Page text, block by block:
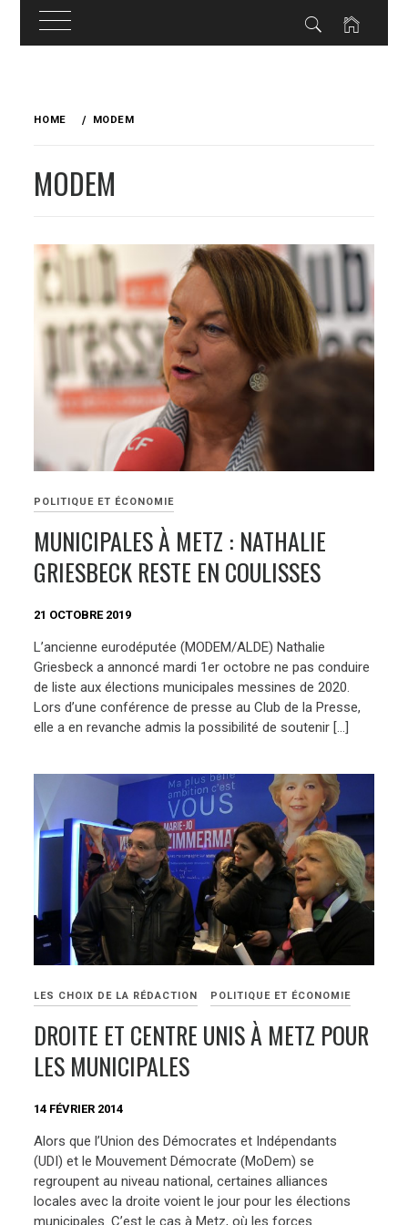
HOME MODEM
MODEM
POLITIQUE ET ÉCONOMIE
MUNICIPALES À METZ : NATHALIE
GRIESBECK RESTE EN COULISSES
21 OCTOBRE 2019
L’ancienne eurodéputée (MODEM/ALDE) Nathalie
Griesbeck a annoncé mardi 1er octobre ne pas conduire
de liste aux élections municipales messines de 2020.
Lors d’une conférence de presse au Club de la Presse,
elle a en revanche admis la possibilité de soutenir […]
LES CHOIX DE LA RÉDACTION POLITIQUE ET ÉCONOMIE
DROITE ET CENTRE UNIS À METZ POUR
LES MUNICIPALES
14 FÉVRIER 2014
Alors que l’Union des Démocrates et Indépendants
(UDI) et le Mouvement Démocrate (MoDem) se
regroupent au niveau national, certaines alliances
locales avec la droite voient le jour pour les élections
municipales. C’est le cas à Metz, où les forces